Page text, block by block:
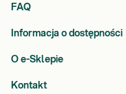
FAQ
Informacja o dostępności
O e-Sklepie
Kontakt